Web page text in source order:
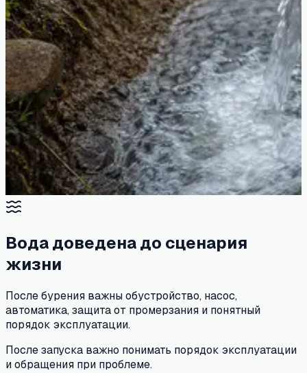
Вода доведена до сценария
жизни
После бурения важны обустройство, насос,
автоматика, защита от промерзания и понятный
порядок эксплуатации.
После запуска важно понимать порядок эксплуатации
и обращения при проблеме.